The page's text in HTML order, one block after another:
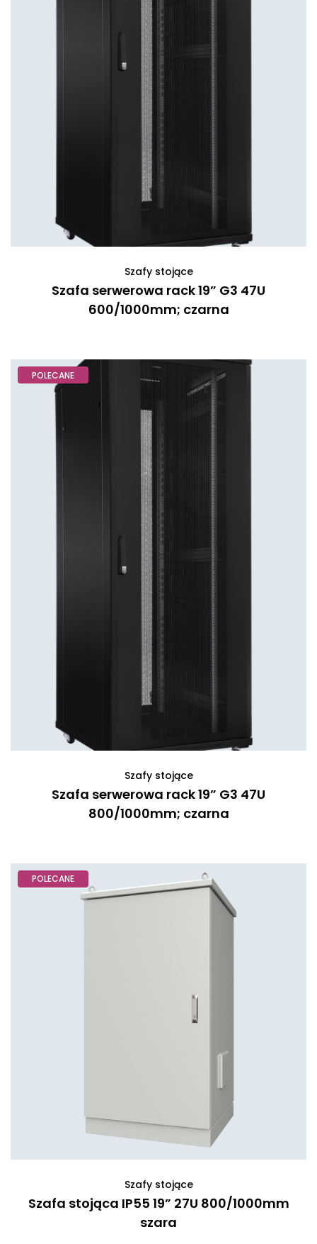
Szafy stojące
Szafa serwerowa rack 19” G3 47U
600/1000mm; czarna
POLECANE
Szafy stojące
Szafa serwerowa rack 19” G3 47U
800/1000mm; czarna
POLECANE
Szafy stojące
Szafa stojąca IP55 19” 27U 800/1000mm
szara